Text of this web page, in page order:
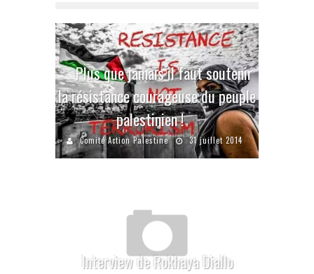
Plus que jamais il faut soutenir
la résistance courageuse du peuple
palestinien !
Comité Action Palestine 31 juillet 2014
Interview de Rokhaya Diallo